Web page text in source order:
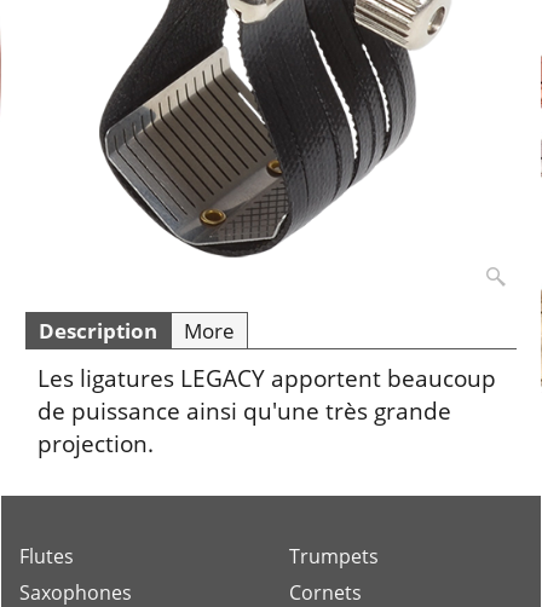
Description More
Les ligatures LEGACY apportent beaucoup
de puissance ainsi qu'une très grande
projection.
Flutes
Saxophones
Trumpets
Cornets